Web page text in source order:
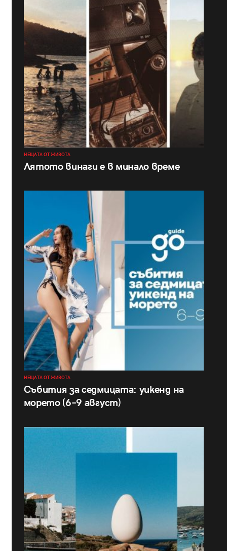
НЕЩАТА ОТ ЖИВОТА
Лятото винаги е в минало време
НЕЩАТА ОТ ЖИВОТА
Събития за седмицата: уикенд на
морето (6–9 август)